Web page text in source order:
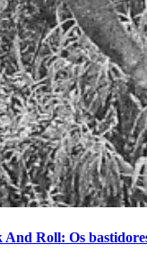
And Roll: Os